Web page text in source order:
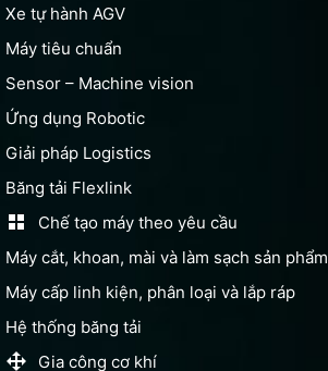
Xe tự hành AGV
Máy tiêu chuẩn
Sensor – Machine vision
Ứng dụng Robotic
Giải pháp Logistics
Băng tải Flexlink
Chế tạo máy theo yêu cầu
Máy cắt, khoan, mài và làm sạch sản phẩm
Máy cấp linh kiện, phân loại và lắp ráp
Hệ thống băng tải
Gia công cơ khí